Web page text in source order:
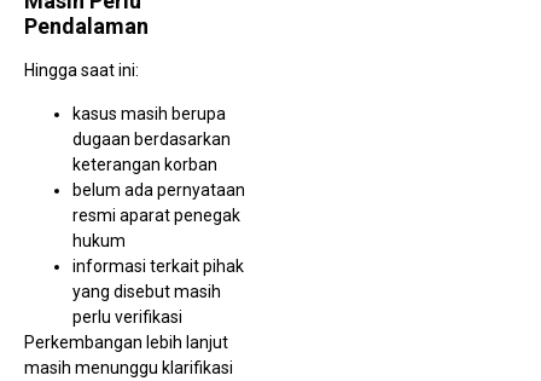
Pendalaman
Hingga saat ini:
kasus masih berupa
dugaan berdasarkan
keterangan korban
belum ada pernyataan
resmi aparat penegak
hukum
informasi terkait pihak
yang disebut masih
perlu verifikasi
Perkembangan lebih lanjut
masih menunggu klarifikasi